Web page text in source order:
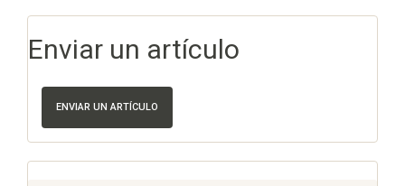
Enviar un artículo
ENVIAR UN ARTÍCULO